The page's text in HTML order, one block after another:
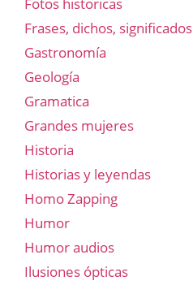
Frases, dichos, significados
Gastronomía
Geología
Gramatica
Grandes mujeres
Historia
Historias y leyendas
Homo Zapping
Humor
Humor audios
Ilusiones ópticas